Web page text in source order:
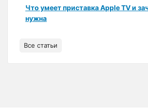
Что умеет приставка Apple TV и
нужна
Все статьи